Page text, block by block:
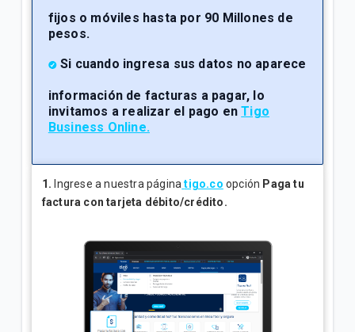
¿Cómo hacer reposición de SIM en Tigo Business
VER MÁS
fijos o móviles hasta por 90 Millones de
pesos.
Si cuando ingresa sus datos no aparece
información de facturas a pagar, lo
invitamos a realizar el pago enTigo
Business Online.
1. Ingrese a nuestra página tigo.co opción Paga tu
factura con tarjeta débito/crédito.